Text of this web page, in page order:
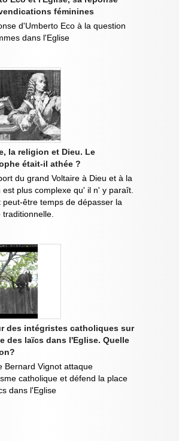
féminines
d'Umberto Eco à la question
dans l'Eglise
la religion et Dieu. Le
était-il athée ?
du grand Voltaire à Dieu et à la
est plus complexe qu' il n' y paraît.
peut-être temps de dépasser la
traditionnelle.
des intégristes catholiques sur
des laïcs dans l'Eglise. Quelle
Bernard Vignot attaque
catholique et défend la place
dans l'Eglise